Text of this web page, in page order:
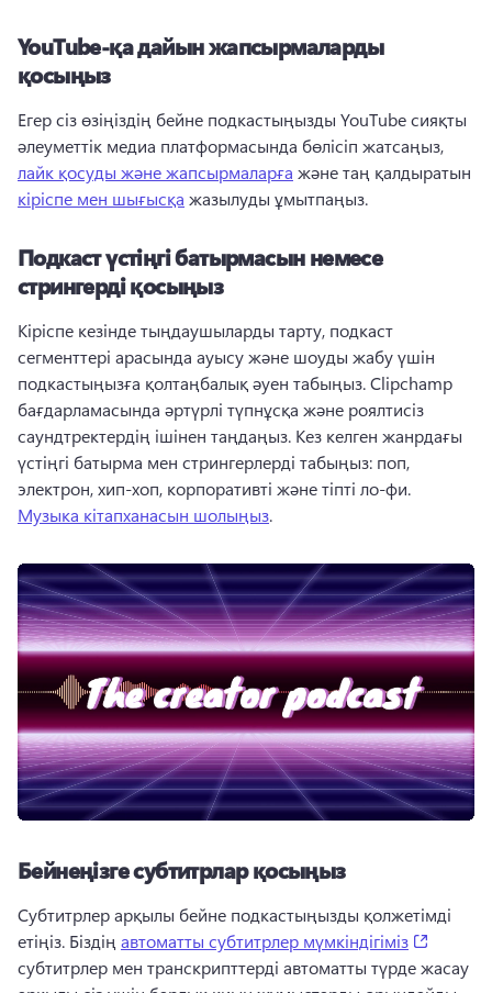
YouTube-қа дайын жапсырмаларды
қосыңыз
Егер сіз өзіңіздің бейне подкастыңызды YouTube сияқты
әлеуметтік медиа платформасында бөлісіп жатсаңыз,
лайк қосуды және жапсырмаларға
кіріспе мен шығысқа жазылуды ұмытпаңыз.
Подкаст үстіңгі батырмасын немесе
стрингерді қосыңыз
Кіріспе кезінде тыңдаушыларды тарту, подкаст
сегменттері арасында ауысу және шоуды жабу үшін
подкастыңызға қолтаңбалық әуен табыңыз. Clipchamp
бағдарламасында әртүрлі түпнұсқа және роялтисіз
саундтректердің ішінен таңдаңыз. Кез келген жанрдағы
үстіңгі батырма мен стрингерлерді табыңыз: поп,
электрон, хип-хоп, корпоративті және тіпті ло-фи.
Музыка кітапханасын шолыңыз.
Бейнеңізге субтитрлар қосыңыз
Субтитрлер арқылы бейне подкастыңызды қолжетімді
етіңіз. Біздің автоматты субтитрлер мүмкіндігіміз
субтитрлер мен транскрипттерді автоматты түрде жасау